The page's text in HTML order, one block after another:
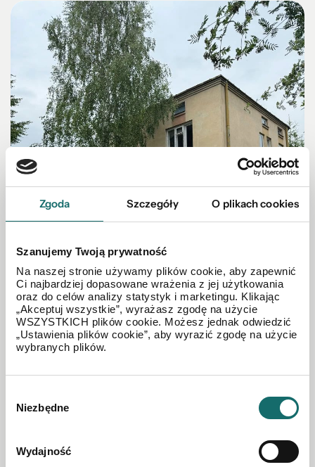
Zgoda Szczegóły O plikach cookies
Szanujemy Twoją prywatność
Na naszej stronie używamy plików cookie, aby zapewnić
Ci najbardziej dopasowane wrażenia z jej użytkowania
oraz do celów analizy statystyk i marketingu. Klikając
„Akceptuj wszystkie”, wyrażasz zgodę na użycie
WSZYSTKICH plików cookie. Możesz jednak odwiedzić
„Ustawienia plików cookie”, aby wyrazić zgodę na użycie
wybranych plików.
zgody
Niezbędne
Wydajność
DOM NA SPRZEDAŻ